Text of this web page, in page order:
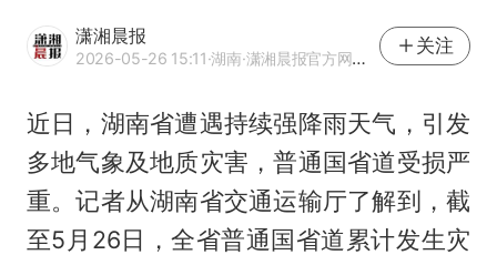
潇湘晨报
2026-05-26 15:11·湖南·潇湘晨报官方网易号
关注
近日，湖南省遭遇持续强降雨天气，引发
多地气象及地质灾害，普通国省道受损严
重。记者从湖南省交通运输厅了解到，截
至5月26日，全省普通国省道累计发生灾